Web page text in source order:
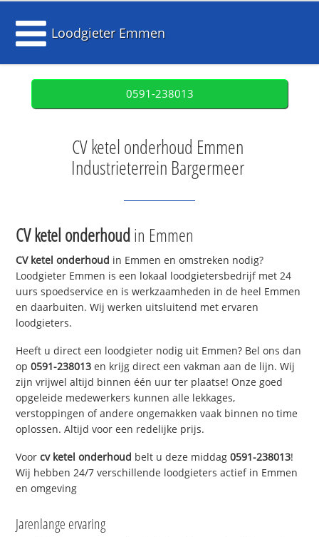
Loodgieter Emmen
0591-238013
CV ketel onderhoud Emmen
Industrieterrein Bargermeer
CV ketel onderhoudin Emmen
CV ketel onderhoud in Emmen en omstreken nodig?
Loodgieter Emmen is een lokaal loodgietersbedrijf met 24
uurs spoedservice en is werkzaamheden in de heel Emmen
en daarbuiten. Wij werken uitsluitend met ervaren
loodgieters.
Heeft u direct een loodgieter nodig uit Emmen? Bel ons dan
op0591-238013 en krijg direct een vakman aan de lijn. Wij
zijn vrijwel altijd binnen één uur ter plaatse! Onze goed
opgeleide medewerkers kunnen alle lekkages,
verstoppingen of andere ongemakken vaak binnen no time
oplossen. Altijd voor een redelijke prijs.
Voorcv ketel onderhoud belt u deze middag0591-238013!
Wij hebben 24/7 verschillende loodgieters actief in Emmen
en omgeving
Jarenlange ervaring